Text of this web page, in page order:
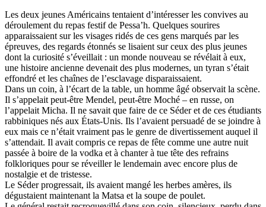
Les deux jeunes Américains tentaient d’intéresser les convives au
déroulement du repas festif de Pessa’h. Quelques sourires
apparaissaient sur les visages ridés de ces gens marqués par les
épreuves, des regards étonnés se lisaient sur ceux des plus jeunes
dont la curiosité s’éveillait : un monde nouveau se révélait à eux,
une histoire ancienne devenait des plus modernes, un tyran s’était
effondré et les chaînes de l’esclavage disparaissaient.
Dans un coin, à l’écart de la table, un homme âgé observait la scène.
Il s’appelait peut-être Mendel, peut-être Moché – en russe, on
l’appelait Micha. Il ne savait que faire de ce Séder et de ces étudiants
rabbiniques nés aux États-Unis. Ils l’avaient persuadé de se joindre à
eux mais ce n’était vraiment pas le genre de divertissement auquel il
s’attendait. Il avait compris ce repas de fête comme une autre nuit
passée à boire de la vodka et à chanter à tue tête des refrains
folkloriques pour se réveiller le lendemain avec encore plus de
nostalgie et de tristesse.
Le Séder progressait, ils avaient mangé les herbes amères, ils
dégustaient maintenant la Matsa et la soupe de poulet.